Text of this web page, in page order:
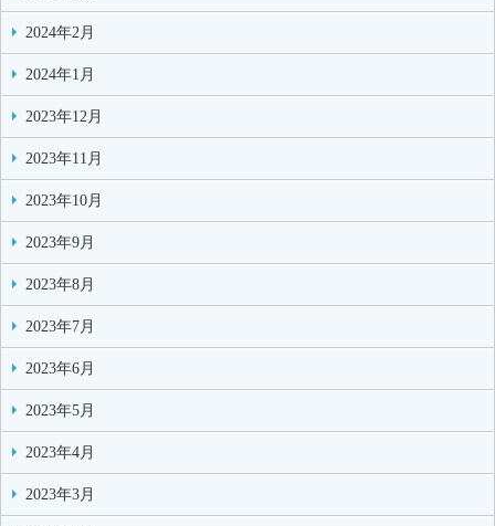
2024年2月
2024年1月
2023年12月
2023年11月
2023年10月
2023年9月
2023年8月
2023年7月
2023年6月
2023年5月
2023年4月
2023年3月